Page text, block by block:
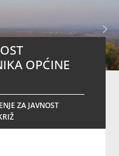
OPĆINE
ZA JAVNOST